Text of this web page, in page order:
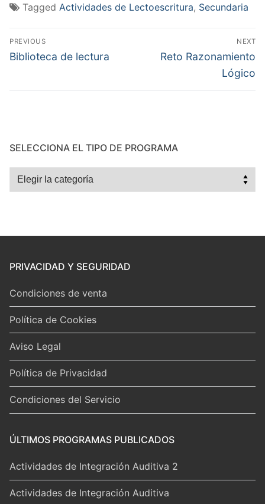
Tagged Actividades de Lectoescritura, Secundaria
Navegación
de
PREVIOUS
Previous
Biblioteca de lectura
NEXT
Next
Reto Razonamiento
Lógico
SELECCIONA EL TIPO DE PROGRAMA
Selecciona
programa
PRIVACIDAD Y SEGURIDAD
Condiciones de venta
Política de Cookies
Aviso Legal
Política de Privacidad
Condiciones del Servicio
ÚLTIMOS PROGRAMAS PUBLICADOS
Actividades de Integración Auditiva 2
Actividades de Integración Auditiva